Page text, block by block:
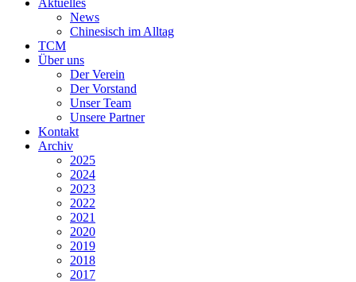
Aktuelles
News
Chinesisch im Alltag
TCM
Über uns
Der Verein
Der Vorstand
Unser Team
Unsere Partner
Kontakt
Archiv
2025
2024
2023
2022
2021
2020
2019
2018
2017